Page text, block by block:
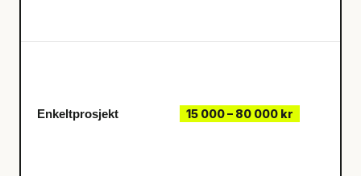
Enkeltprosjekt 15 000 – 80 000 kr